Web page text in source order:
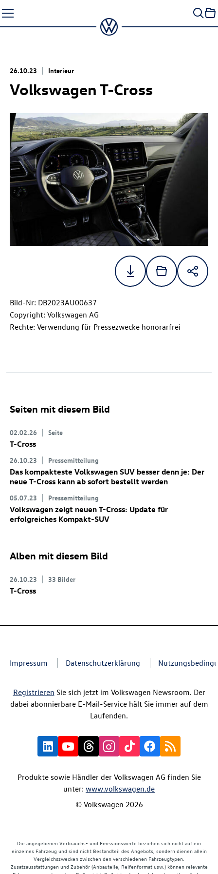
Seiteninhalt
springen
26.10.23 Interieur
Volkswagen T-Cross
Bild-Nr: DB2023AU00637
Copyright: Volkswagen AG
Rechte: Verwendung für Pressezwecke honorarfrei
Seiten mit diesem Bild
02.02.26 Seite
T-Cross
26.10.23 Pressemitteilung
Das kompakteste Volkswagen SUV besser denn je: Der
neue T-Cross kann ab sofort bestellt werden
05.07.23 Pressemitteilung
Volkswagen zeigt neuen T-Cross: Update für
erfolgreiches Kompakt-SUV
Alben mit diesem Bild
26.10.23 33 Bilder
T-Cross
Impressum Datenschutzerklärung
Registrieren Sie sich jetzt im Volkswagen Newsroom. Der
dabei abonnierbare E-Mail-Service hält Sie immer auf dem
Laufenden.
Produkte sowie Händler der Volkswagen AG finden Sie
unter: www.volkswagen.de
© Volkswagen 2026
Die angegebenen Verbrauchs- und Emissionswerte beziehen sich nicht auf ein
einzelnes Fahrzeug und sind nicht Bestandteil des Angebots, sondern dienen allein
Vergleichszwecken zwischen den verschiedenen Fahrzeugtypen.
Zusatzausstattungen und Zubehör (Anbauteile, Reifenformat usw.) können relevante